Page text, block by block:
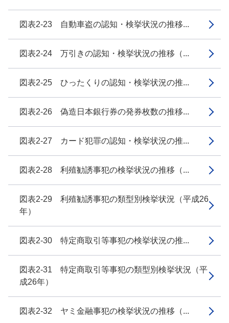
図表2-23 自動車盗の認知・検挙状況の推移...
図表2-24 万引きの認知・検挙状況の推移（...
図表2-25 ひったくりの認知・検挙状況の推...
図表2-26 偽造日本銀行券の発券枚数の推移...
図表2-27 カード犯罪の認知・検挙状況の推...
図表2-28 利殖勧誘事犯の検挙状況の推移（...
図表2-29 利殖勧誘事犯の類型別検挙状況（平成26
年）
図表2-30 特定商取引等事犯の検挙状況の推...
図表2-31 特定商取引等事犯の類型別検挙状況（平
成26年）
図表2-32 ヤミ金融事犯の検挙状況の推移（...